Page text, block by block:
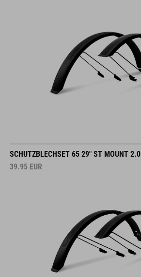
SCHUTZBLECHSET 65 29" ST MOUNT 2.0
39.95 EUR